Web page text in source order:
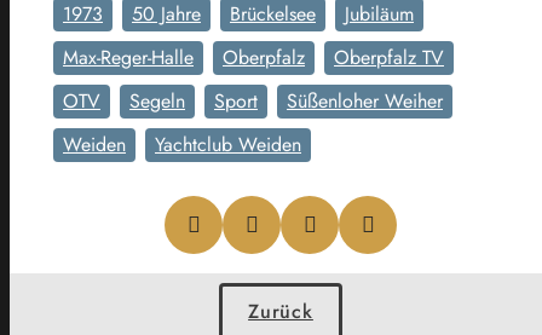
1973 50 Jahre Brückelsee
Jubiläum
Max-Reger-Halle
Oberpfalz
Oberpfalz TV
OTV
Segeln Sport
Süßenloher Weiher
Weiden
Yachtclub Weiden
Zurück